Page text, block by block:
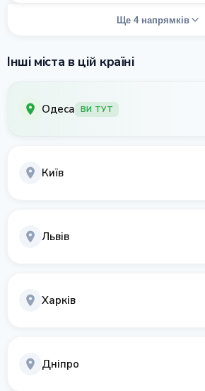
Ще 4 напрямків
Інші міста в цій країні
Одеса ВИ ТУТ
Київ
Львів
Харків
Дніпро